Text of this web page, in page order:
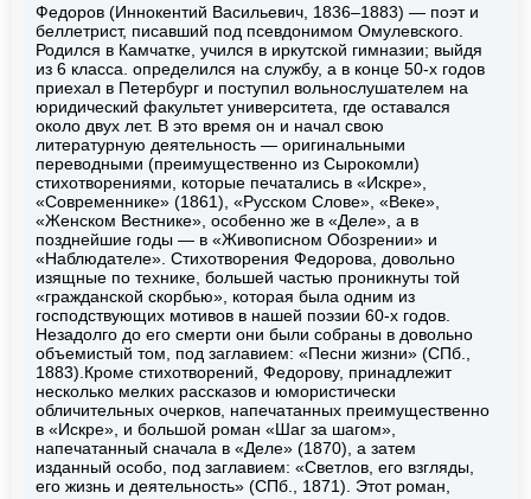
Федоров (Иннокентий Васильевич, 1836–1883) — поэт и
беллетрист, писавший под псевдонимом Омулевского.
Родился в Камчатке, учился в иркутской гимназии; выйдя
из 6 класса. определился на службу, а в конце 50-х годов
приехал в Петербург и поступил вольнослушателем на
юридический факультет университета, где оставался
около двух лет. В это время он и начал свою
литературную деятельность — оригинальными
переводными (преимущественно из Сырокомли)
стихотворениями, которые печатались в «Искре»,
«Современнике» (1861), «Русском Слове», «Веке»,
«Женском Вестнике», особенно же в «Деле», а в
позднейшие годы — в «Живописном Обозрении» и
«Наблюдателе». Стихотворения Федорова, довольно
изящные по технике, большей частью проникнуты той
«гражданской скорбью», которая была одним из
господствующих мотивов в нашей поэзии 60-х годов.
Незадолго до его смерти они были собраны в довольно
объемистый том, под заглавием: «Песни жизни» (СПб.,
1883).Кроме стихотворений, Федорову, принадлежит
несколько мелких рассказов и юмористически
обличительных очерков, напечатанных преимущественно
в «Искре», и большой роман «Шаг за шагом»,
напечатанный сначала в «Деле» (1870), а затем
изданный особо, под заглавием: «Светлов, его взгляды,
его жизнь и деятельность» (СПб., 1871). Этот роман,